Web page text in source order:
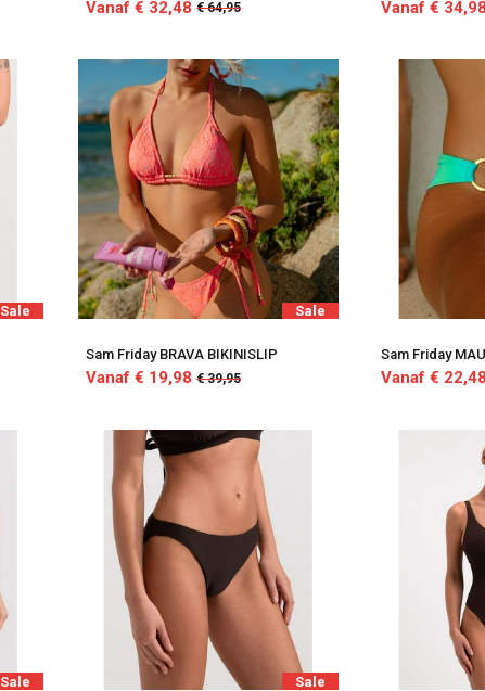
Vanaf € 32,48 € 64,95 Vanaf € 34,98
Sale Sale
Sam Friday BRAVA BIKINISLIP
Vanaf € 19,98 € 39,95
Sam Friday
Vanaf € 22,48
Sale Sale